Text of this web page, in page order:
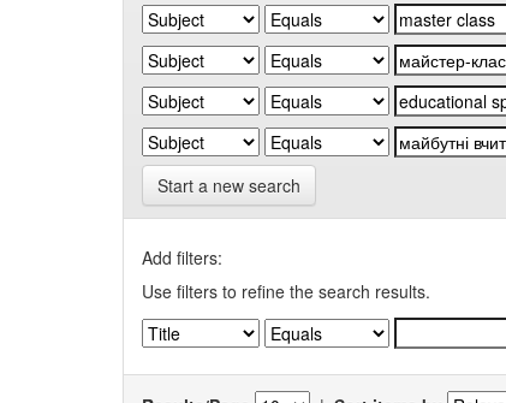
Start a new search
Add filters:
Use filters to refine the search results.